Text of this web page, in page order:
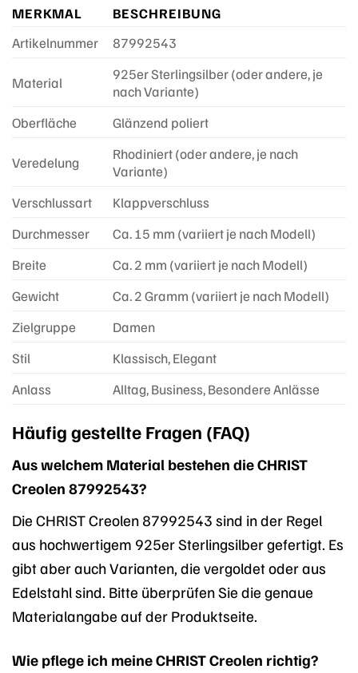
MERKMAL
BESCHREIBUNG
Artikelnummer
87992543
Material
925er Sterlingsilber (oder andere, je
nach Variante)
Oberfläche
Glänzend poliert
Veredelung
Rhodiniert (oder andere, je nach
Variante)
Verschlussart
Klappverschluss
Durchmesser
Ca. 15 mm (variiert je nach Modell)
Breite
Ca. 2 mm (variiert je nach Modell)
Gewicht
Ca. 2 Gramm (variiert je nach Modell)
Zielgruppe
Damen
Stil
Klassisch, Elegant
Anlass
Alltag, Business, Besondere Anlässe
Häufig gestellte Fragen (FAQ)
Aus welchem Material bestehen die CHRIST
Creolen 87992543?
Die CHRIST Creolen 87992543 sind in der Regel
aus hochwertigem 925er Sterlingsilber gefertigt. Es
gibt aber auch Varianten, die vergoldet oder aus
Edelstahl sind. Bitte überprüfen Sie die genaue
Materialangabe auf der Produktseite.
Wie pflege ich meine CHRIST Creolen richtig?